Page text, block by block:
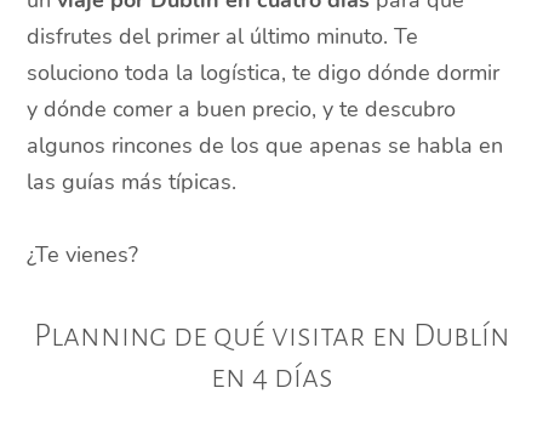
disfrutes del primer al último minuto. Te
soluciono toda la logística, te digo dónde dormir
y dónde comer a buen precio, y te descubro
algunos rincones de los que apenas se habla en
las guías más típicas.
¿Te vienes?
Planning de qué visitar en Dublín
en 4 días